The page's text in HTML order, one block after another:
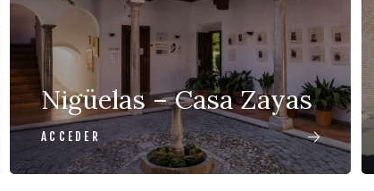
Nigüelas – Casa Zayas
ACCEDER